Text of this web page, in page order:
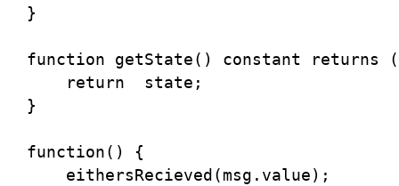
  }
function getState() constant returns
      return  state;
  }
  function() {
      eithersRecieved(msg.value);